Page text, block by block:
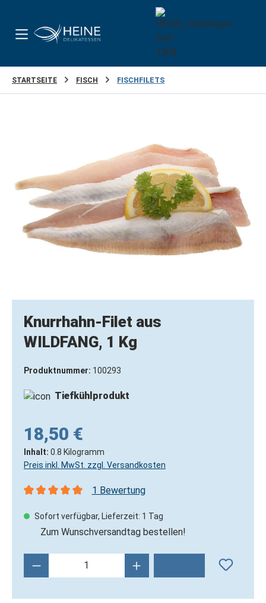
STARTSEITE FISCH FISCHFILETS
Knurrhahn-Filet aus
WILDFANG, 1 Kg
Produktnummer: 100293
Tiefkühlprodukt
18,50 €
Inhalt: 0.8 Kilogramm
Preis inkl. MwSt. zzgl. Versandkosten
1 Bewertung
Sofort verfügbar, Lieferzeit: 1 Tag
Zum Wunschversandtag bestellen!
Produkt Anzahl: Gib den gewünschten